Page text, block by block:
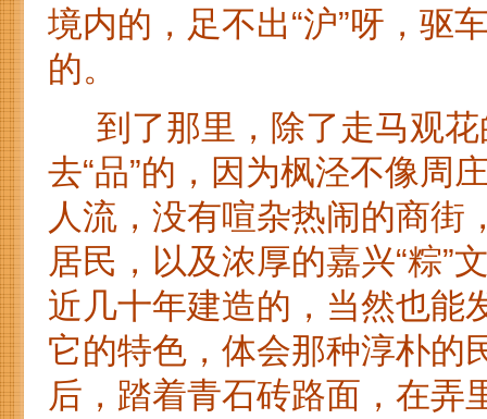
境内的，足不出“沪”呀，驱
的。
到了那里，除了走马观花
去“品”的，因为枫泾不像周
人流，没有喧杂热闹的商街
居民，以及浓厚的嘉兴“粽”
近几十年建造的，当然也能
它的特色，体会那种淳朴的
后，踏着青石砖路面，在弄